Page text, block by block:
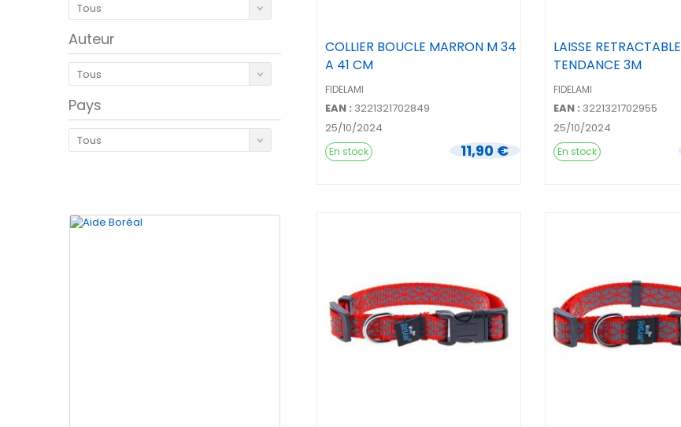
COLLIER BOUCLE MARRON M 34
A 41 CM
FIDELAMI
EAN : 3221321702849
25/10/2024
11,90 €
En stock
LAISSE RETRACTABLE
TENDANCE 3M
FIDELAMI
EAN : 3221321702955
25/10/2024
En stock
Tous
Auteur
Tous
Pays
Tous